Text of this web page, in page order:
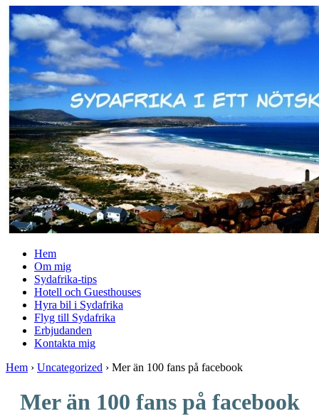
Skip
to
Main
Content
Hem
Om mig
Sydafrika-tips
Hotell och Guesthouses
Hyra bil i Sydafrika
Flyg till Sydafrika
Erbjudanden
Kontakta mig
Hem › Uncategorized › Mer än 100 fans på facebook
Mer än 100 fans på facebook